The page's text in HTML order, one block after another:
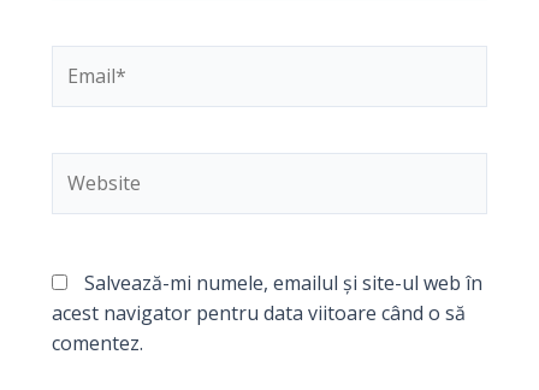
Salvează-mi numele, emailul și site-ul web în
acest navigator pentru data viitoare când o să
comentez.